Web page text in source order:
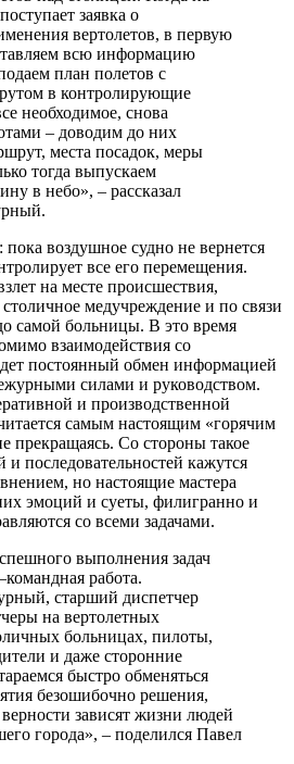
заявка о
вертолетов, в первую
всю информацию
план полетов с
в контролирующие
необходимое, снова
– доводим до них
места посадок, меры
тогда выпускаем
в небо», – рассказал
пока воздушное судно не вернется
все его перемещения.
на месте происшествия,
столичное медучреждение и по связи
самой больницы. В это время
взаимодействия со
постоянный обмен информацией
силами и руководством.
и производственной
самым настоящим «горячим
прекращаясь. Со стороны такое
и последовательностей кажутся
но настоящие мастера
эмоций и суеты, филигранно и
со всеми задачами.
выполнения задач
работа.
старший диспетчер
на вертолетных
больницах, пилоты,
и даже сторонние
быстро обменяться
безошибочно решения,
зависят жизни людей
города», – поделился Павел